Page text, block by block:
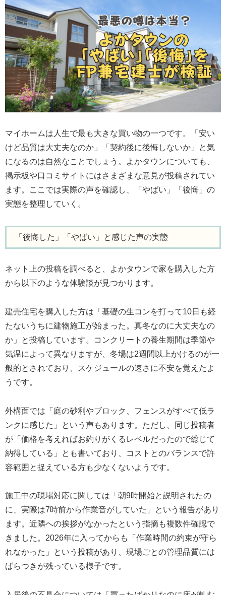
マイホームは人生で最も大きな買い物の一つです。「安い
けど品質は大丈夫なのか」「契約後に後悔しないか」と気
になるのは自然なことでしょう。よかタウンについても、
掲示板や口コミサイトにはさまざまな意見が投稿されてい
ます。ここでは実際の声を確認し、「やばい」「後悔」の
実態を整理していく。
「後悔した」「やばい」と感じた声の実態
ネット上の投稿を調べると、よかタウンで家を購入した方
から以下のような体験談が見つかります。
建売住宅を購入した方は「基礎の生コンを打って10日も経
たないうちに建物施工が始まった。真冬なのに大丈夫なの
か」と投稿しています。コンクリートの養生期間は季節や
気温によって異なりますが、冬場は2週間以上かけるのが一
般的とされており、スケジュールの速さに不安を覚えたよ
うです。
外構面では「庭の砂利やブロック、フェンスがすべて低ラ
ンクに感じた」という声もあります。ただし、同じ投稿者
が「価格を考えればお釣りがくるレベルだったので総じて
納得している」とも書いており、コストとのバランスで許
容範囲と捉えている方も少なくないようです。
施工中の現場対応に関しては「朝9時開始と説明されたの
に、実際は7時前から作業音がしていた」という報告があり
ます。近隣への挨拶がなかったという指摘も複数件確認で
きました。2026年に入ってからも「作業時間の約束が守ら
れなかった」という投稿があり、現場ごとの管理品質には
ばらつきが残っている様子です。